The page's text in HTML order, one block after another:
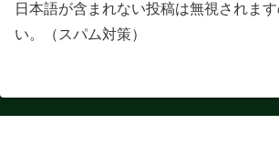
日本語が含まれない投稿は無視されま
い。（スパム対策）